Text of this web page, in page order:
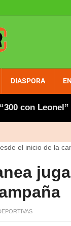
DIASPORA
con Leonel”